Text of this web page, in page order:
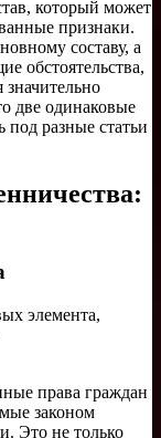
который может
признаки.
составу, а
обстоятельства,
значительно
две одинаковые
разные статьи
элемента,
права граждан
законом
Это не только